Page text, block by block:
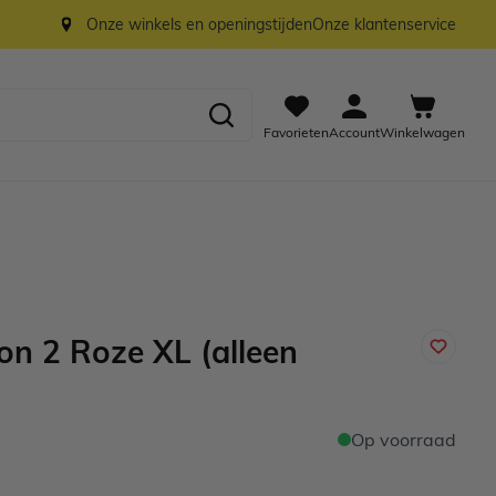
Onze winkels en openingstijdenOnze klantenservice
FavorietenAccountWinkelwagen
2 Roze XL (alleen
Op voorraad